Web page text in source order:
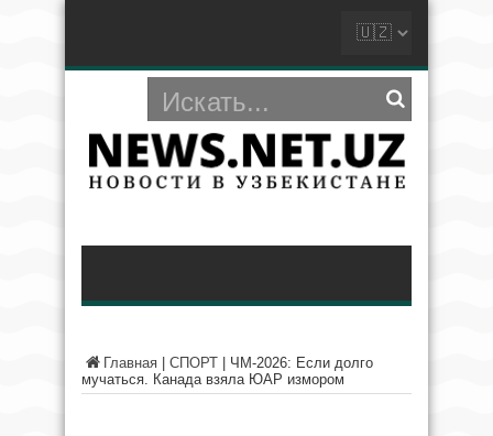
Главная СПОРТ
ЧМ-2026: Если долго
мучаться. Канада взяла ЮАР измором